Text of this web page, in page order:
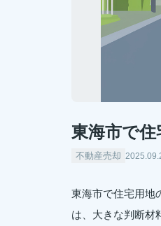
東海市で
不動産売却
東海市で住宅用地
は、大きな判断材